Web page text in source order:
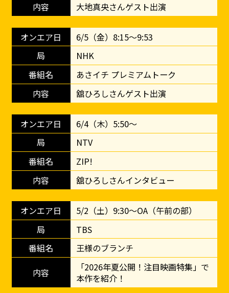
大地真央さんゲスト出演
6/5（金）8:15〜9:53
NHK
あさイチ プレミアムトーク
舘ひろしさんゲスト出演
6/4（木）5:50～
NTV
ZIP!
舘ひろしさんインタビュー
5/2（土）9:30～OA（午前の部）
TBS
王様のブランチ
「2026年夏公開！注目映画特集」で
本作を紹介！